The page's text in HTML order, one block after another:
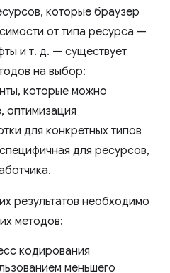
которые браузер
от типа ресурса —
и т. д. — существует
на выбор:
которые можно
оптимизация
для конкретных типов
для ресурсов,
результатов необходимо
методов:
кодирования
меньшего